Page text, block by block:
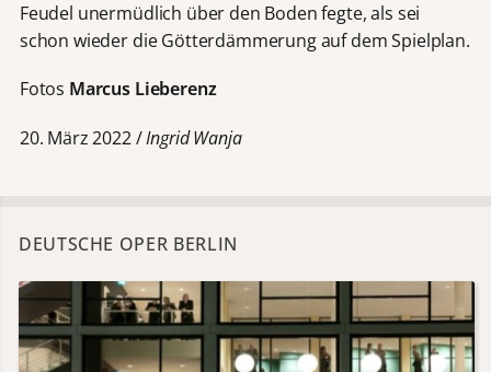
Feudel unermüdlich über den Boden fegte, als sei
schon wieder die Götterdämmerung auf dem Spielplan.
Fotos Marcus Lieberenz
20. März 2022 /Ingrid Wanja
DEUTSCHE OPER BERLIN